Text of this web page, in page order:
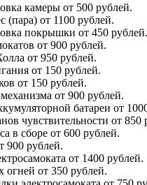
камеры от 500 рублей.
(пара) от 1100 рублей.
покрышки от 450 рублей.
от 900 рублей.
от 950 рублей.
от 150 рублей.
от 150 рублей.
от 900 рублей.
батареи от
чувствительности от 850
в сборе от 600 рублей.
900 рублей.
от 1400 рублей.
огней от 350 рублей.